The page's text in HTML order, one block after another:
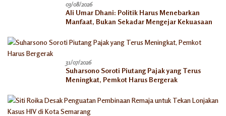
03/08/2026
Ali Umar Dhani: Politik Harus Menebarkan
Manfaat, Bukan Sekadar Mengejar Kekuasaan
31/07/2026
Suharsono Soroti Piutang Pajak yang Terus
Meningkat, Pemkot Harus Bergerak